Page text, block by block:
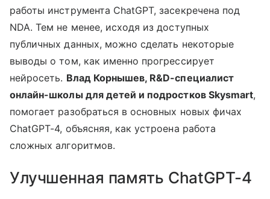
работы инструмента ChatGPT, засекречена под
NDA. Тем не менее, исходя из доступных
публичных данных, можно сделать некоторые
выводы о том, как именно прогрессирует
нейросеть. Влад Корнышев, R&D-специалист
онлайн-школы для детей и подростков Skysmart,
помогает разобраться в основных новых фичах
ChatGPT-4, объясняя, как устроена работа
сложных алгоритмов.
Улучшенная память ChatGPT-4